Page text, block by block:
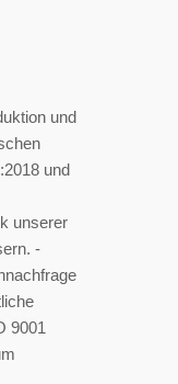
und
und
unserer
-
9001